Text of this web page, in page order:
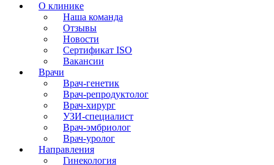
О клинике
Наша команда
Отзывы
Новости
Сертификат ISO
Вакансии
Врачи
Врач-генетик
Врач-репродуктолог
Врач-хирург
УЗИ-специалист
Врач-эмбриолог
Врач-уролог
Направления
Гинекология